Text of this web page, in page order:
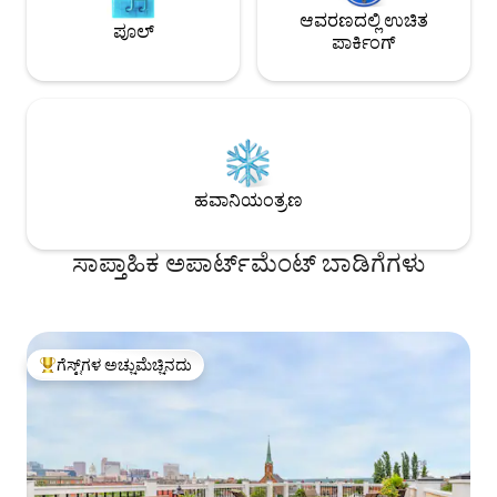
ಪೂಲ್
ಆವರಣದಲ್ಲಿ ಉಚಿತ
ಪಾರ್ಕಿಂಗ್
ಹವಾನಿಯಂತ್ರಣ
ಸಾಪ್ತಾಹಿಕ ಅಪಾರ್ಟ್‌ಮೆಂಟ್ ಬಾಡಿಗೆಗಳು
ಗೆಸ್ಟ್‌ಗಳಿಗೆ ಅತಿ ಹೆಚ್ಚು ಅಚ್ಚುಮೆಚ್ಚಿನದು
ಗೆಸ್ಟ್‌ಗಳ ಅಚ್ಚುಮೆಚ್ಚಿನದು